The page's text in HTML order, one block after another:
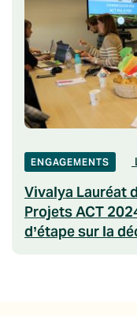
ENGAGEMENTS
Vivalya Lauréat
Projets ACT
d’étape sur la